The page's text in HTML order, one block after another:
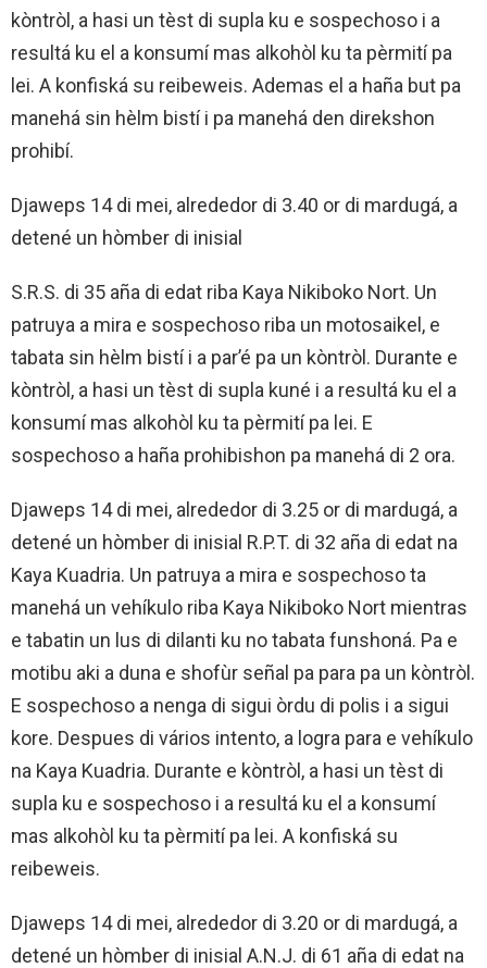
kòntròl, a hasi un tèst di supla ku e sospechoso i a
resultá ku el a konsumí mas alkohòl ku ta pèrmití pa
lei. A konfiská su reibeweis. Ademas el a haña but pa
manehá sin hèlm bistí i pa manehá den direkshon
prohibí.
Djaweps 14 di mei, alrededor di 3.40 or di mardugá, a
detené un hòmber di inisial
S.R.S. di 35 aña di edat riba Kaya Nikiboko Nort. Un
patruya a mira e sospechoso riba un motosaikel, e
tabata sin hèlm bistí i a par’é pa un kòntròl. Durante e
kòntròl, a hasi un tèst di supla kuné i a resultá ku el a
konsumí mas alkohòl ku ta pèrmití pa lei. E
sospechoso a haña prohibishon pa manehá di 2 ora.
Djaweps 14 di mei, alrededor di 3.25 or di mardugá, a
detené un hòmber di inisial R.P.T. di 32 aña di edat na
Kaya Kuadria. Un patruya a mira e sospechoso ta
manehá un vehíkulo riba Kaya Nikiboko Nort mientras
e tabatin un lus di dilanti ku no tabata funshoná. Pa e
motibu aki a duna e shofùr señal pa para pa un kòntròl.
E sospechoso a nenga di sigui òrdu di polis i a sigui
kore. Despues di vários intento, a logra para e vehíkulo
na Kaya Kuadria. Durante e kòntròl, a hasi un tèst di
supla ku e sospechoso i a resultá ku el a konsumí
mas alkohòl ku ta pèrmití pa lei. A konfiská su
reibeweis.
Djaweps 14 di mei, alrededor di 3.20 or di mardugá, a
detené un hòmber di inisial A.N.J. di 61 aña di edat na